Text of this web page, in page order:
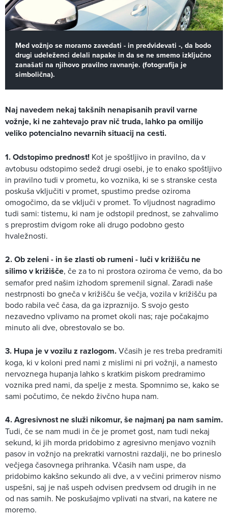
Med vožnjo se moramo zavedati - in predvidevati -, da bodo
drugi udeleženci delali napake in da se ne smemo izključno
zanašati na njihovo pravilno ravnanje. (fotografija je
simbolična).
Naj navedem nekaj takšnih nenapisanih pravil varne
vožnje, ki ne zahtevajo prav nič truda, lahko pa omilijo
veliko potencialno nevarnih situacij na cesti.
1. Odstopimo prednost! Kot je spoštljivo in pravilno, da v
avtobusu odstopimo sedež drugi osebi, je to enako spoštljivo
in pravilno tudi v prometu, ko voznika, ki se s stranske cesta
poskuša vključiti v promet, spustimo predse oziroma
omogočimo, da se vključi v promet. To vljudnost nagradimo
tudi sami: tistemu, ki nam je odstopil prednost, se zahvalimo
s preprostim dvigom roke ali drugo podobno gesto
hvaležnosti.
2. Ob zeleni - in še zlasti ob rumeni - luči v križišču ne
silimo v križišče, če za to ni prostora oziroma če vemo, da bo
semafor pred našim izhodom spremenil signal. Zaradi naše
nestrpnosti bo gneča v križišču še večja, vozila v križišču pa
bodo rabila več časa, da ga izpraznijo. S svojo gesto
nezavedno vplivamo na promet okoli nas; raje počakajmo
minuto ali dve, obrestovalo se bo.
3. Hupa je v vozilu z razlogom.Včasih je res treba predramiti
koga, ki v koloni pred nami z mislimi ni pri vožnji, a namesto
nervoznega hupanja lahko s kratkim piskom predramimo
voznika pred nami, da spelje z mesta. Spomnimo se, kako se
sami počutimo, če nekdo živčno hupa nam.
4. Agresivnost ne služi nikomur, še najmanj pa nam samim.
Tudi, če se nam mudi in če je promet gost, nam tudi nekaj
sekund, ki jih morda pridobimo z agresivno menjavo voznih
pasov in vožnjo na prekratki varnostni razdalji, ne bo prineslo
večjega časovnega prihranka. Včasih nam uspe, da
pridobimo kakšno sekundo ali dve, a v večini primerov nismo
uspešni, saj je naš uspeh odvisen predvsem od drugih in ne
od nas samih. Ne poskušajmo vplivati na stvari, na katere ne
moremo.